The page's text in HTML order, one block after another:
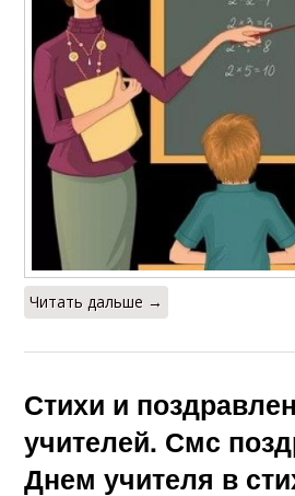
Читать дальше →
Стихи и
учителей. Смс
Днем учителя в